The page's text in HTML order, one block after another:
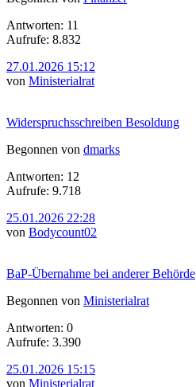
Antworten: 11
Aufrufe: 8.832
27.01.2026 15:12
von Ministerialrat
Widerspruchsschreiben Besoldung
Begonnen von dmarks
Antworten: 12
Aufrufe: 9.718
25.01.2026 22:28
von Bodycount02
BaP-Übernahme bei anderer Behörde
Begonnen von Ministerialrat
Antworten: 0
Aufrufe: 3.390
25.01.2026 15:15
von Ministerialrat